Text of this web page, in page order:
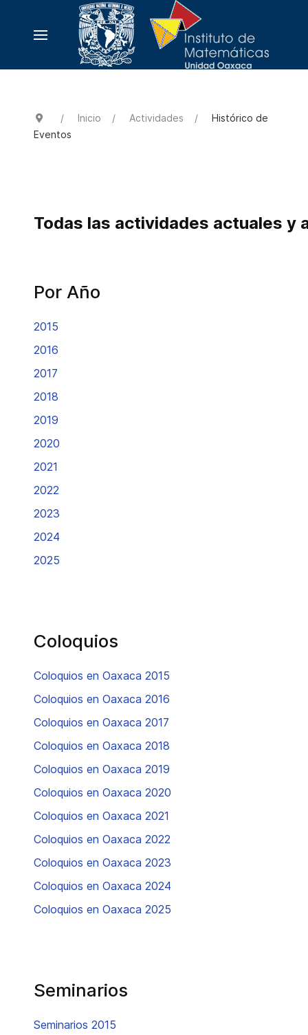
Inicio Actividades
Histórico de
Eventos
Todas las actividades actuales y
Por Año
2015
2016
2017
2018
2019
2020
2021
2022
2023
2024
2025
Coloquios
Coloquios en Oaxaca 2015
Coloquios en Oaxaca 2016
Coloquios en Oaxaca 2017
Coloquios en Oaxaca 2018
Coloquios en Oaxaca 2019
Coloquios en Oaxaca 2020
Coloquios en Oaxaca 2021
Coloquios en Oaxaca 2022
Coloquios en Oaxaca 2023
Coloquios en Oaxaca 2024
Coloquios en Oaxaca 2025
Seminarios
Seminarios 2015